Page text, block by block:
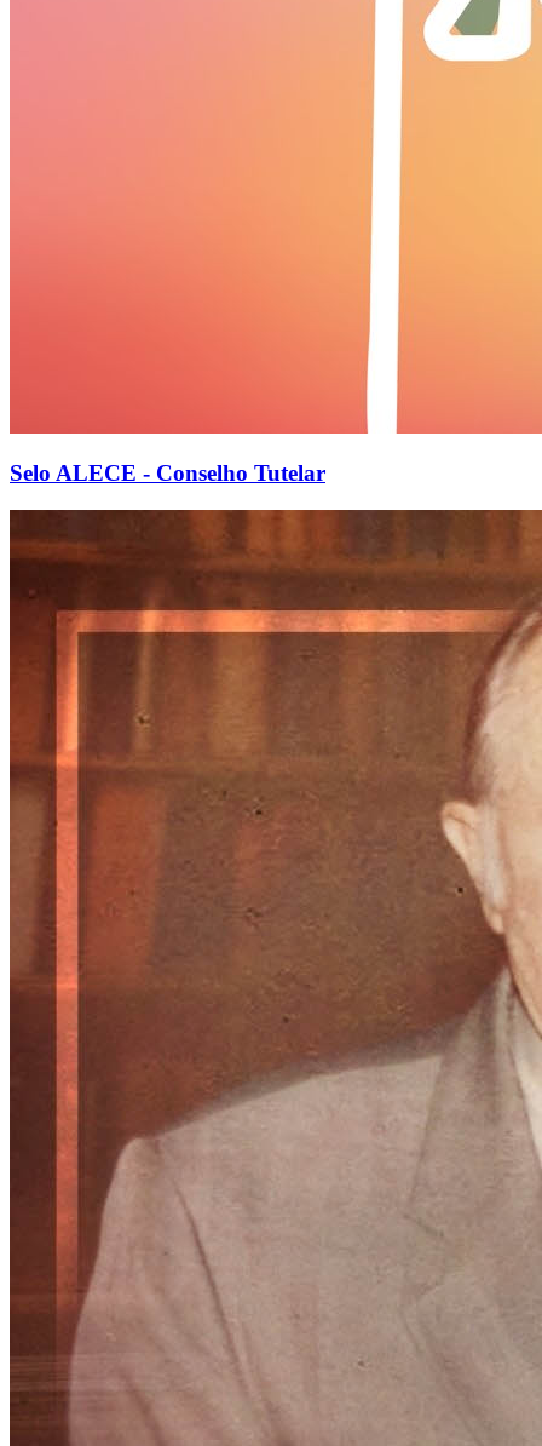
Selo ALECE - Conselho Tutelar